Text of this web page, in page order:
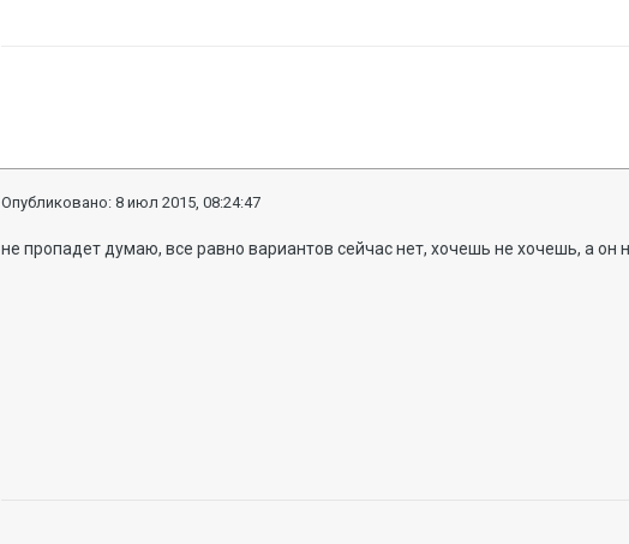
Опубликовано:8 июл 2015, 08:24:47
не пропадет думаю, все равно вариантов сейчас нет, хочешь не хочешь, а он